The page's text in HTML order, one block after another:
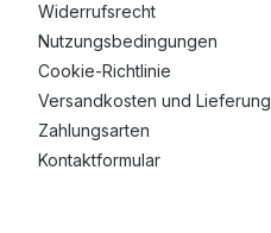
Widerrufsrecht
Nutzungsbedingungen
Cookie-Richtlinie
Versandkosten und Lieferung
Zahlungsarten
Kontaktformular